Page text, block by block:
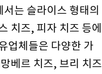
는 슬라이스 형태의
치즈, 피자 치즈 등에
업체들은 다양한 가
베르 치즈, 브리 치즈